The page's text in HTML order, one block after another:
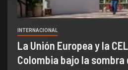
INTERNACIONAL
La Unión Europea y la
Colombia bajo la sombra